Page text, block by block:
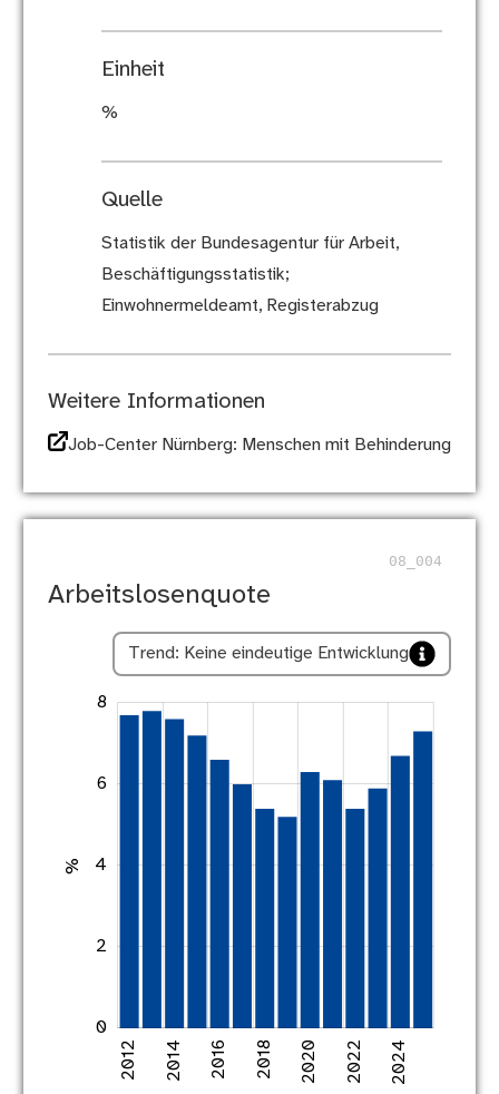
Einheit
%
Quelle
Statistik der Bundesagentur für Arbeit,
Beschäftigungsstatistik;
Einwohnermeldeamt, Registerabzug
Weitere Informationen
Job-Center Nürnberg: Menschen mit Behinderung
08_004
Arbeitslosenquote
Trend: Keine eindeutige Entwicklung
% 4
0
2
4
6
8
L
2012
2013
2014
2015
2016
2017
2018
2019
2020
2021
2022
2023
2024
2025
2026
2028